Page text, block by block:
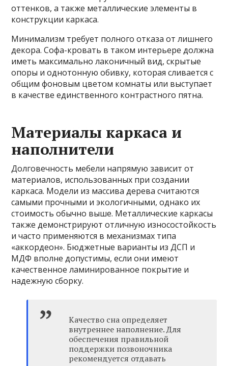
оттенков, а также металлические элементы в
конструкции каркаса.
Минимализм требует полного отказа от лишнего
декора. Софа-кровать в таком интерьере должна
иметь максимально лаконичный вид, скрытые
опоры и однотонную обивку, которая сливается с
общим фоновым цветом комнаты или выступает
в качестве единственного контрастного пятна.
Материалы каркаса и
наполнители
Долговечность мебели напрямую зависит от
материалов, использованных при создании
каркаса. Модели из массива дерева считаются
самыми прочными и экологичными, однако их
стоимость обычно выше. Металлические каркасы
также демонстрируют отличную износостойкость
и часто применяются в механизмах типа
«аккордеон». Бюджетные варианты из ДСП и
МДФ вполне допустимы, если они имеют
качественное ламинированное покрытие и
надежную сборку.
Качество сна определяет
внутреннее наполнение. Для
обеспечения правильной
поддержки позвоночника
рекомендуется отдавать